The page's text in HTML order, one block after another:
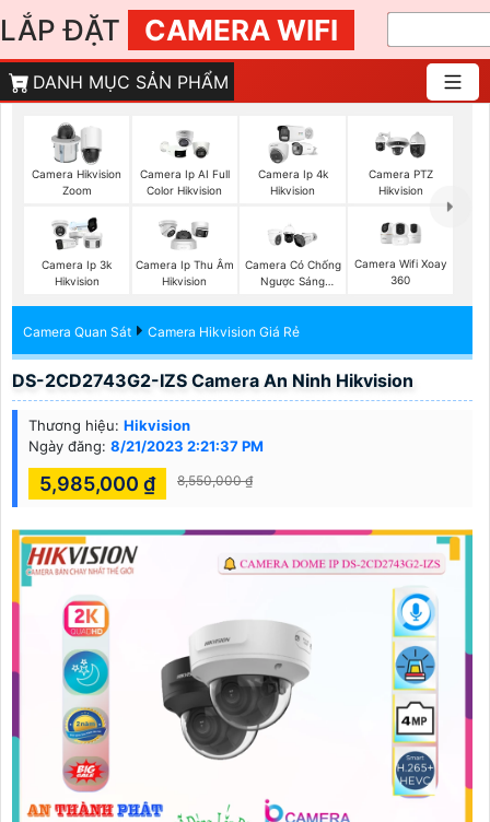
LẮP ĐẶT CAMERA WIFI
DANH MỤC SẢN PHẨM
Camera Hikvision
Zoom
Camera Ip AI Full
Color Hikvision
Camera Ip 4k
Hikvision
Camera PTZ
Hikvision
Camera Ip 3k
Hikvision
Camera Ip Thu Âm
Hikvision
Camera Có Chống
Ngược Sáng
Camera Wifi Xoay
360
Camera Quan Sát Camera Hikvision Giá Rẻ
DS-2CD2743G2-IZS Camera An Ninh Hikvision
Thương hiệu: Hikvision
Ngày đăng: 8/21/2023 2:21:37 PM
5,985,000 ₫ 8,550,000 ₫